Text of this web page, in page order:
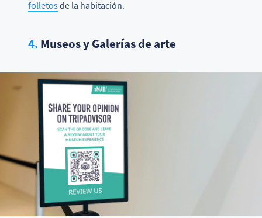
folletosde la habitación.
4. Museos y Galerías de arte